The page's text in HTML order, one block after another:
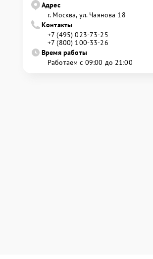
Адрес
г. Москва, ул. Чаянова 18
Контакты
+7 (495) 023-73-25
+7 (800) 100-33-26
Время работы
Работаем с 09:00 до 21:00